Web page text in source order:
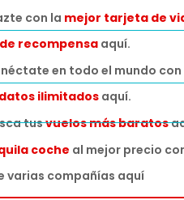
con la mejor tarjeta de
recompensaaquí.
en todo el mundo con
ilimitados aquí.
tusvuelos más baratos
coche al mejor precio
varias compañías aquí